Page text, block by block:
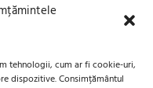
tehnologii, cum ar fi cookie-uri,
dispozitive. Consimțământul